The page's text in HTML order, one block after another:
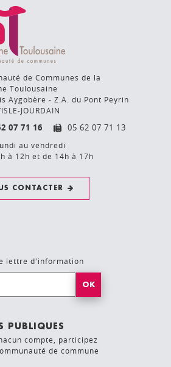
de Communes de la
Toulousaine
Aygobère - Z.A. du Pont Peyrin
JOURDAIN
07 71 16 05 62 07 71 13
au vendredi
à 12h et de 14h à 17h
CONTACTER
lettre d'information
PUBLIQUES
compte, participez
de commune